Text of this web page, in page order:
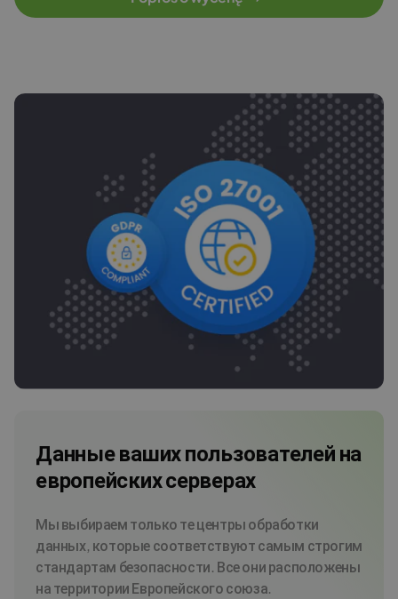
Данные ваших пользователей на
европейских серверах
Мы выбираем только те центры обработки
данных, которые соответствуют самым строгим
стандартам безопасности. Все они расположены
на территории Европейского союза.